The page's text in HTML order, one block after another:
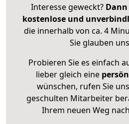
Interesse geweckt?
kostenlose und
die innerhalb von ca. 4
Sie glauben
Probieren Sie es einfach
lieber gleich eine
wünschen, rufen Sie
geschulten Mitarbeiter
Ihrem neuen Weg